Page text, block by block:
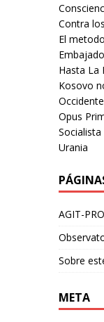
Contra
El
Hasta La
Kosovo
Opus
Urania
AGIT-
Sobre
META